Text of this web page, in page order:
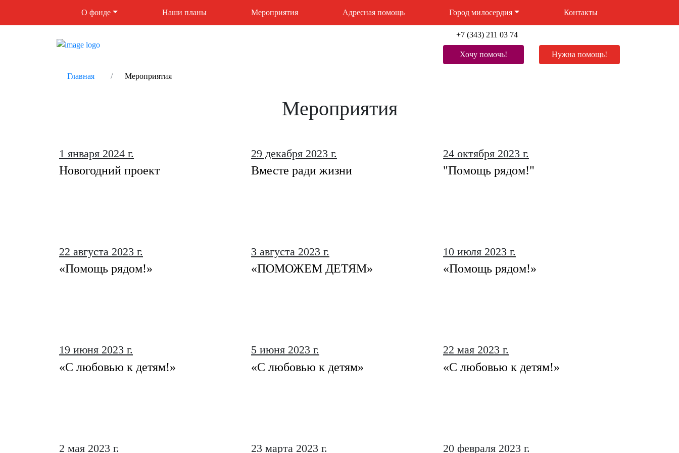
О фонде Наши планы Мероприятия Адресная помощь Город милосердия Контакты
+7 (343) 211 03 74
Хочу помочь! Нужна помощь!
Главная Мероприятия
Мероприятия
1 января 2024 г.
Новогодний проект
29 декабря 2023 г.
Вместе ради жизни
24 октября 2023 г.
"Помощь рядом!"
22 августа 2023 г.
«Помощь рядом!»
3 августа 2023 г.
«ПОМОЖЕМ ДЕТЯМ»
10 июля 2023 г.
«Помощь рядом!»
19 июня 2023 г.
«С любовью к детям!»
5 июня 2023 г.
«С любовью к детям»
22 мая 2023 г.
«С любовью к детям!»
2 мая 2023 г. 23 марта 2023 г. 20 февраля 2023 г.